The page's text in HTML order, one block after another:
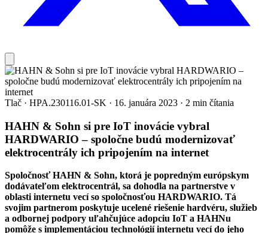
Tlač · HPA.230116.01-SK · 16. januára 2023 · 2 min čítania
HAHN & Sohn si pre IoT inovácie vybral
HARDWARIO – spoločne budú modernizovať
elektrocentrály ich pripojením na internet
Spoločnosť HAHN & Sohn, ktorá je popredným európskym
dodávateľom elektrocentrál, sa dohodla na partnerstve v
oblasti internetu vecí so spoločnosťou HARDWARIO. Tá
svojim partnerom poskytuje ucelené riešenie hardvéru, služieb
a odbornej podpory uľahčujúce adopciu IoT a HAHNu
pomôže s implementáciou technológií internetu vecí do jeho